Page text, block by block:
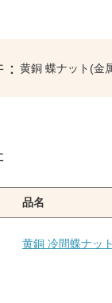
黄銅 蝶ナット(金
品名
黄銅 冷間蝶ナッ